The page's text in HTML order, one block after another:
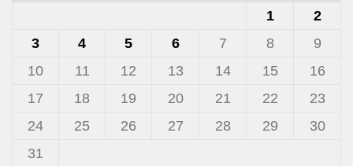
1
2
3
4 5 6 7 8
9
10
11 12 13 14 15
16
17
18 19 20 21 22
23
24
25 26 27 28 29
30
31